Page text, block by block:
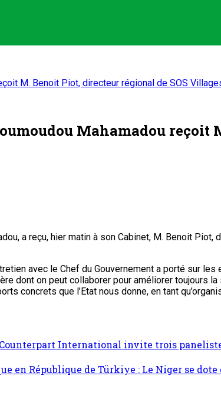
M. Benoit Piot, directeur régional de SOS
Mahamadou
a reçu, hier matin à son Cabinet, M. Benoit Piot,
avec le Chef du Gouvernement a porté sur
dont on peut collaborer pour améliorer toujours
concrets que l’Etat nous donne, en tant
International invite trois
en République de Türkiye : Le Niger se